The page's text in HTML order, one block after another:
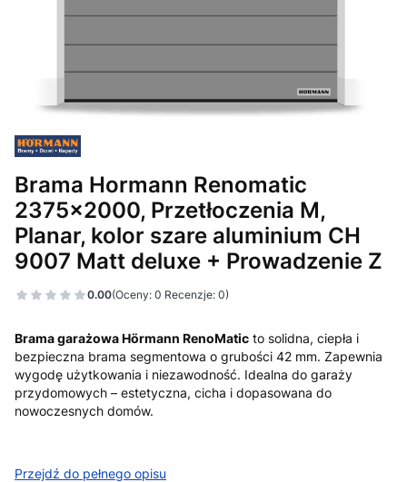
Brama Hormann Renomatic
2375x2000, Przetłoczenia M,
Planar, kolor szare aluminium CH
9007 Matt deluxe + Prowadzenie Z
0.00(Oceny: 0 Recenzje: 0)
Brama garażowa Hörmann RenoMatic to solidna, ciepła i
bezpieczna brama segmentowa o grubości 42 mm. Zapewnia
wygodę użytkowania i niezawodność. Idealna do garaży
przydomowych – estetyczna, cicha i dopasowana do
nowoczesnych domów.
Przejdź do pełnego opisu